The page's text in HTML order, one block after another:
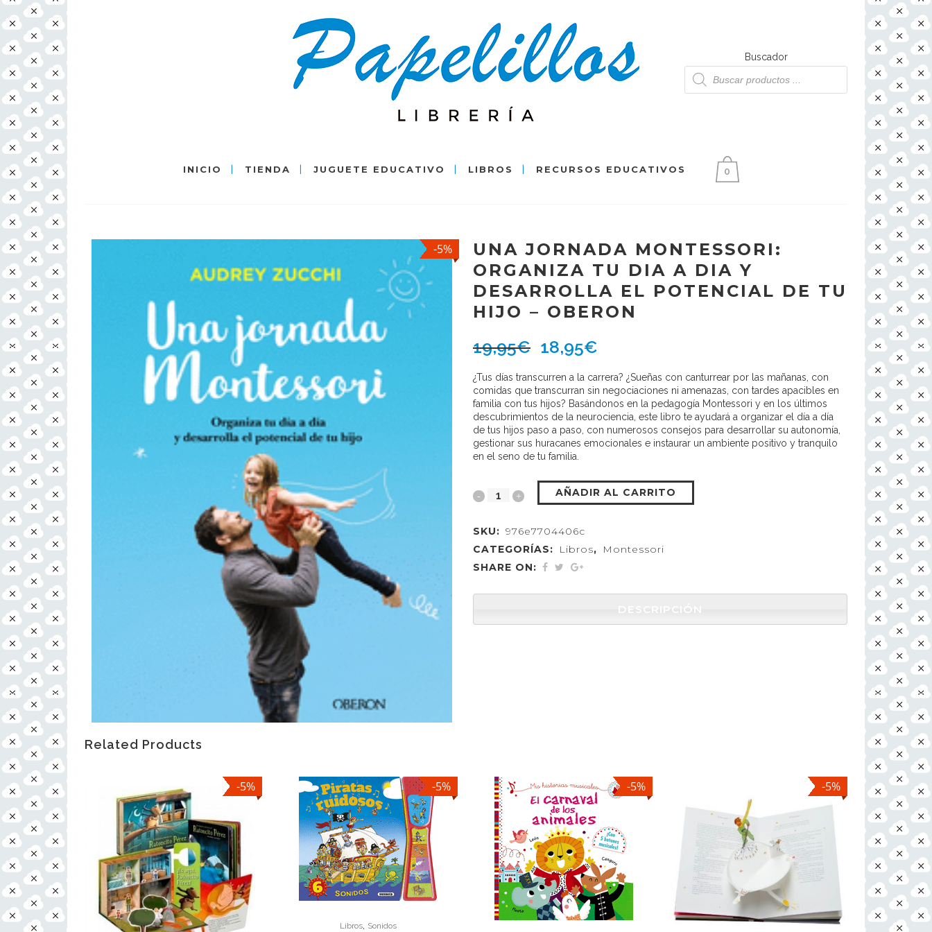
Buscador
Búsqueda
de
productos
INICIO TIENDA JUGUETE EDUCATIVO LIBROS RECURSOS EDUCATIVOS 0
-5%
UNA JORNADA MONTESSORI:
ORGANIZA TU DIA A DIA Y
DESARROLLA EL POTENCIAL DE TU
HIJO – OBERON
19,95€ 18,95€
¿Tus días transcurren a la carrera? ¿Sueñas con canturrear por las mañanas, con
comidas que transcurran sin negociaciones ni amenazas, con tardes apacibles en
familia con tus hijos? Basándonos en la pedagogía Montessori y en los últimos
descubrimientos de la neurociencia, este libro te ayudará a organizar el día a día
de tus hijos paso a paso, con numerosos consejos para desarrollar su autonomía,
gestionar sus huracanes emocionales e instaurar un ambiente positivo y tranquilo
en el seno de tu familia.
AÑADIR AL CARRITO
SKU: 976e7704406c
CATEGORÍAS:
Libros,
Montessori
SHARE ON:
DESCRIPCIÓN
Related Products
-5% -5%
Libros Sonidos
-5% -5%